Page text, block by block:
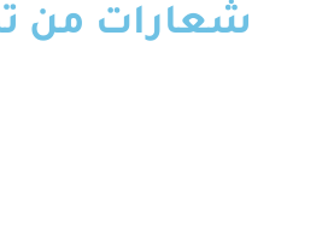
شعارات من